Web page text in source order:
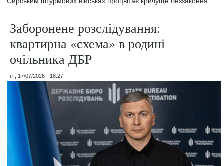
Заборонене розслідування:
квартирна «схема» в родині
очільника ДБР
пт, 17/07/2026 - 18:27